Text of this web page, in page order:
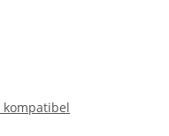
kompatibel